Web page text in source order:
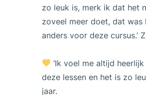
zo leuk is, merk ik dat het
zoveel meer doet, dat was
anders voor deze cursus.’
‘Ik voel me altijd
deze lessen en het is zo
jaar.